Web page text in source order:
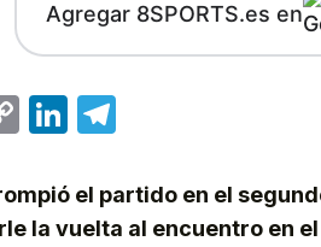
Agregar 8SPORTS.es en
CopyLinkedIn
el partido en el
la vuelta al encuentro en